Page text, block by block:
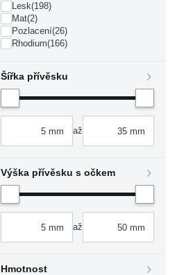
Lesk(198)
Mat(2)
Pozlacení(26)
Rhodium(166)
Šířka přívěsku
až
Výška přívěsku s očkem
až
Hmotnost